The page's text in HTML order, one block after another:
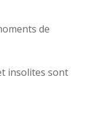
de
insolites sont